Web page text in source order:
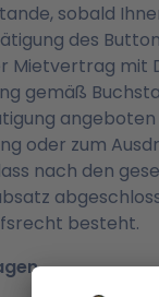
sobald
des
Mietvertrag mit
gemäß
oder zum
nach den
besteht.